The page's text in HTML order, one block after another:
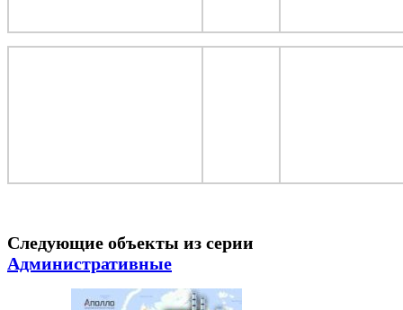
Следующие объекты из серии
Административные